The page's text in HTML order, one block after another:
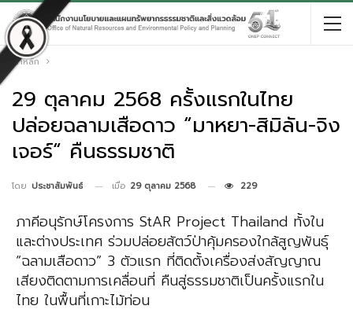
หน้าหลัก
29 ตุลาคม 2568 ครั้งแรกในไทย
ปล่อยฉลามเสือดาว “มาหยา-สิมิลัน-จิง
เจอร์“ คืนธรรมชาติ
โดย ประชาสัมพันธ์ เมื่อ 29 ตุลาคม 2568 229
ภาคีอนุรักษ์โครงการ StAR Project Thailand ทั้งใน
และต่างประเทศ ร่วมปล่อยสัตว์ป่าคุ้มครองใกล้สูญพันธุ์
“ฉลามเสือดาว” 3 ตัวแรก ที่ติดตั้งเครื่องส่งสัญญาณ
เสียงติดตามการเคลื่อนที่ คืนสู่ธรรมชาติเป็นครั้งแรกใน
ไทย ในพื้นที่เกาะไม้ท่อน